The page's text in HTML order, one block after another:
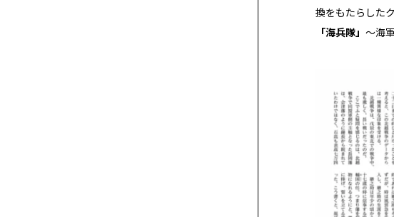
換をもたらした
「海兵隊」 ～海